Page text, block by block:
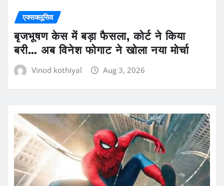
एक्सक्लूसिव
बृजभूषण केस में बड़ा फैसला, कोर्ट ने किया
बरी… अब विनेश फोगाट ने खोला नया मोर्चा
Vinod kothiyal Aug 3, 2026